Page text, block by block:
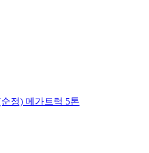
정) 메가트럭 5톤